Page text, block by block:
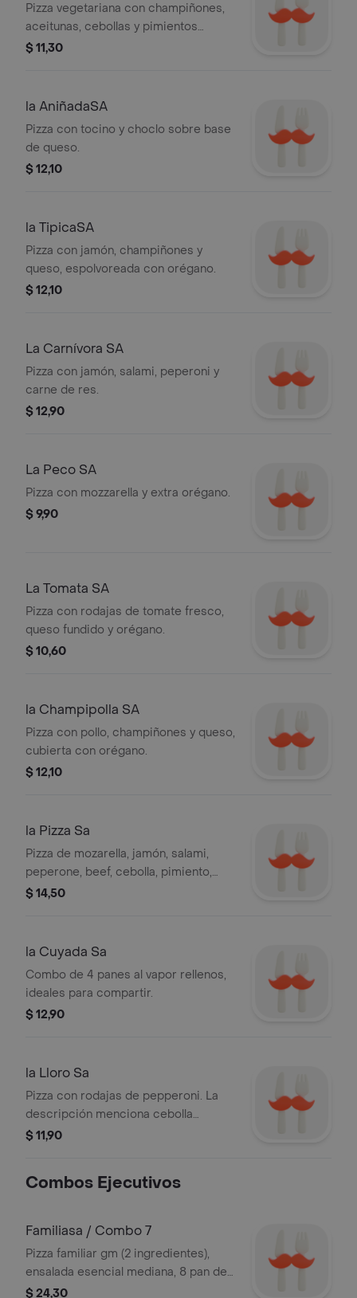
Pizza vegetariana con champiñones,
aceitunas, cebollas y pimientos
verdes.
$ 11,30
la AniñadaSA
Pizza con tocino y choclo sobre base
de queso.
$ 12,10
la TipicaSA
Pizza con jamón, champiñones y
queso, espolvoreada con orégano.
$ 12,10
La Carnívora SA
Pizza con jamón, salami, peperoni y
carne de res.
$ 12,90
La Peco SA
Pizza con mozzarella y extra orégano.
$ 9,90
La Tomata SA
Pizza con rodajas de tomate fresco,
queso fundido y orégano.
$ 10,60
la Champipolla SA
Pizza con pollo, champiñones y queso,
cubierta con orégano.
$ 12,10
la Pizza Sa
Pizza de mozarella, jamón, salami,
peperone, beef, cebolla, pimiento,
champiñones y aceitunas.
$ 14,50
la Cuyada Sa
Combo de 4 panes al vapor rellenos,
ideales para compartir.
$ 12,90
la Lloro Sa
Pizza con rodajas de pepperoni. La
descripción menciona cebolla
caramelizada, tocino y albahaca, pero
$ 11,90
Combos Ejecutivos
Familiasa / Combo 7
Pizza familiar gm (2 ingredientes),
ensalada esencial mediana, 8 pan de
ajo y cola 2.00 lts.
$ 24,30